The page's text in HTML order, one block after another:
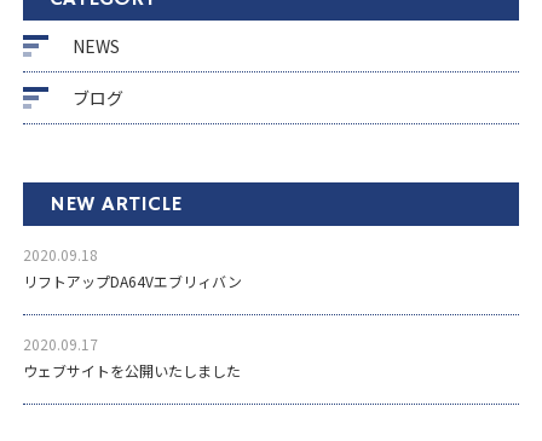
NEWS
ブログ
NEW ARTICLE
2020.09.18
リフトアップDA64Vエブリィバン
2020.09.17
ウェブサイトを公開いたしました